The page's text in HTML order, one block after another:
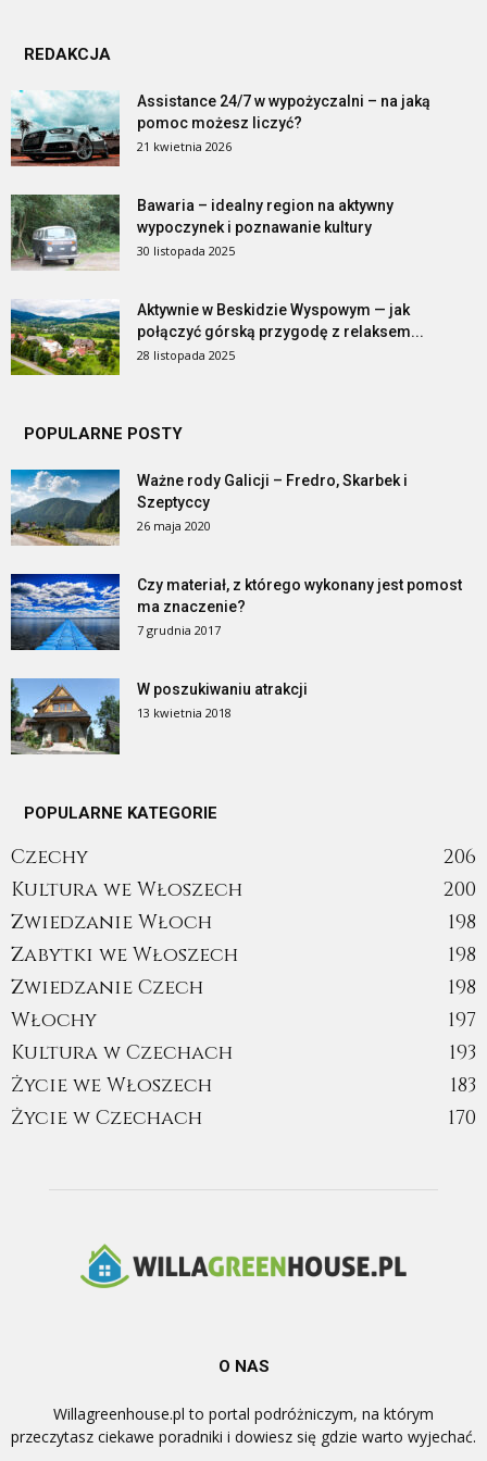
REDAKCJA
Assistance 24/7 w wypożyczalni – na jaką
pomoc możesz liczyć?
21 kwietnia 2026
Bawaria – idealny region na aktywny
wypoczynek i poznawanie kultury
30 listopada 2025
Aktywnie w Beskidzie Wyspowym — jak
połączyć górską przygodę z relaksem...
28 listopada 2025
POPULARNE POSTY
Ważne rody Galicji – Fredro, Skarbek i
Szeptyccy
26 maja 2020
Czy materiał, z którego wykonany jest pomost
ma znaczenie?
7 grudnia 2017
W poszukiwaniu atrakcji
13 kwietnia 2018
POPULARNE KATEGORIE
Czechy
206
Kultura we Włoszech
200
Zwiedzanie Włoch
198
Zabytki we Włoszech
198
Zwiedzanie Czech
198
Włochy
197
Kultura w Czechach
193
Życie we Włoszech
183
Życie w Czechach
170
O NAS
Willagreenhouse.pl to portal podróżniczym, na którym
przeczytasz ciekawe poradniki i dowiesz się gdzie warto wyjechać.